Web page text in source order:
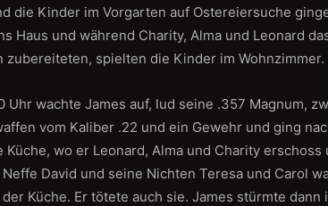
die Kinder im Vorgarten auf Ostereiersuche
Haus und während Charity, Alma und Leonard
zubereiteten, spielten die Kinder im Wohnzimmer.
Uhr wachte James auf, lud seine .357 Magnum,
vom Kaliber .22 und ein Gewehr und ging
Küche, wo er Leonard, Alma und Charity erschoss
David und seine Nichten Teresa und Carol
Küche. Er tötete auch sie. James stürmte dann